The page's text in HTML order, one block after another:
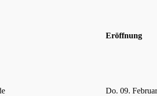
Eröffnung
Do. 09.